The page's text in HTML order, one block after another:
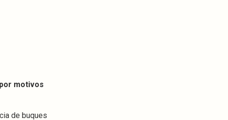
motivos
de buques